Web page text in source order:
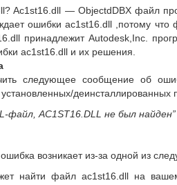
Ac1st16.dll — ObjectdDBX файл
ошибки ac1st16.dll ,потому что
принадлежит Autodesk,Inc.
ac1st16.dll и их решения.
следующее сообщение об
деинсталлированных
файл, AC1ST16.DLL не был найден”
возникает из-за одной из
найти файл ac1st16.dll на